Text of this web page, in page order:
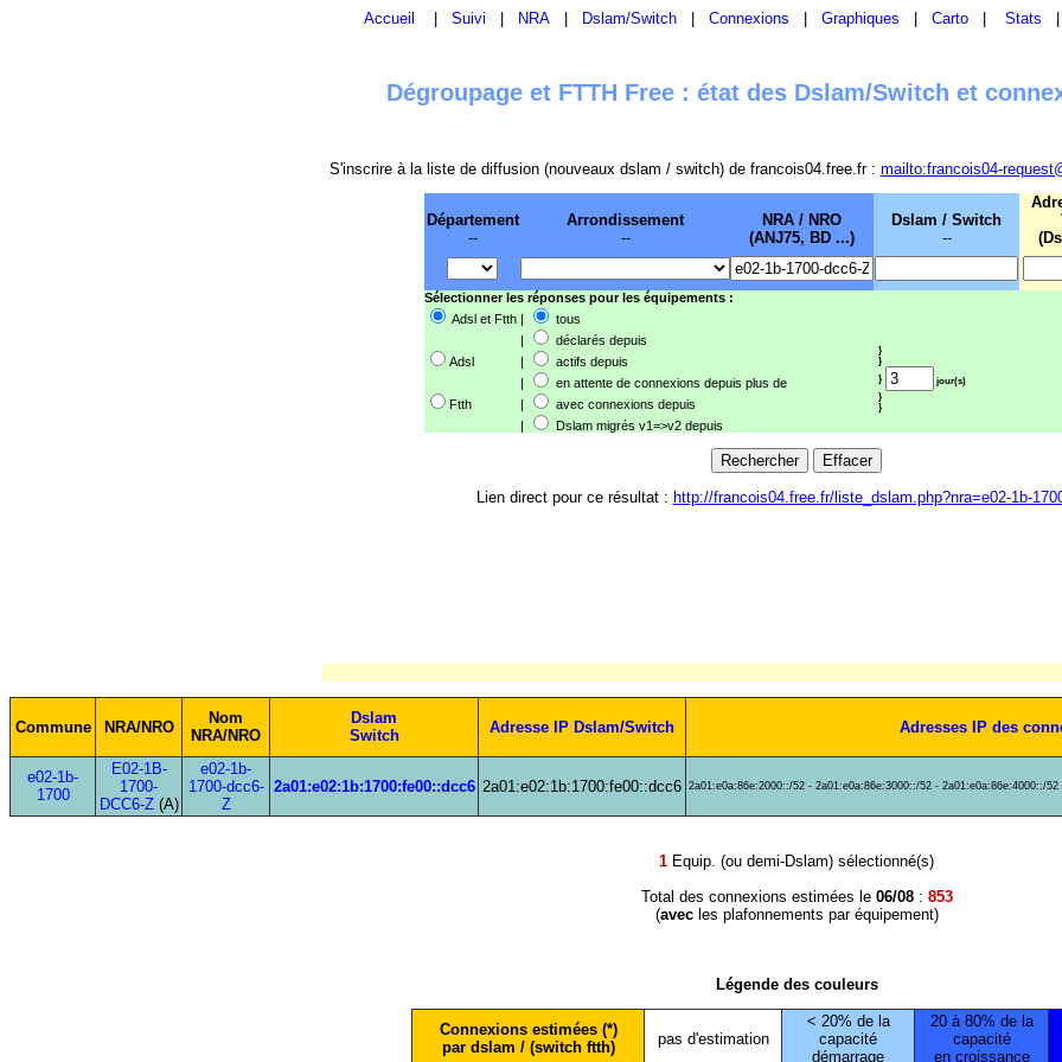
Accueil Suivi NRA Dslam/Switch Connexions Graphiques Carto Stats
Dégroupage et FTTH Free : état des Dslam/Switch et
S'inscrire à la liste de diffusion (nouveaux dslam / switch) de francois04.free.fr : mailto:francois04-
Département
--
Arrondissement
--
NRA / NRO
(ANJ75, BD ...)
Dslam / Switch
--
Sélectionner les réponses pour les équipements :
Adsl et Ftth |
tous
|
déclarés depuis
}
}
}
jour(s)
}
}
Adsl |
actifs depuis
|
en attente de connexions depuis plus de
Ftth
|
avec connexions depuis
|
Dslam migrés v1=>v2 depuis
Lien direct pour ce résultat : http://francois04.free.fr/liste_dslam.php?nra=e02-1b-
Commune NRA/NRO
Nom
NRA/NRO
Dslam
Switch
Adresse IP Dslam/Switch Adresses IP des
e02-1b-
1700
E02-1B-
1700-
DCC6-Z(A)
e02-1b-
1700-dcc6-
Z
2a01:e02:1b:1700:fe00::dcc6 2a01:e02:1b:1700:fe00::dcc6 2a01:e0a:86e:2000::/52 - 2a01:e0a:86e:3000::/52 - 2a01:e0a:86e:4000::/
1 Equip. (ou demi-Dslam) sélectionné(s)
Total des connexions estimées le 06/08: 853
(avecles plafonnements par équipement)
Légende des couleurs
Connexions estimées (*)
par dslam / (switch ftth)
pas d'estimation
< 20% de la
capacité
démarrage
20 à 80% de la
capacité
en croissance